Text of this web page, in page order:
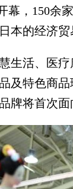
幕，150余
本的经济
活、医疗
及特色商
牌将首次面